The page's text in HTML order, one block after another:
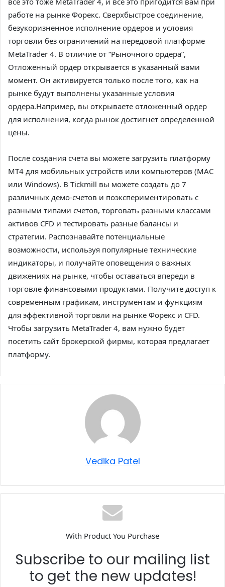
работе на рынке Форекс. Сверхбыстрое соединение,
безукоризненное исполнение ордеров и условия
торговли без ограничений на передовой платформе
MetaTrader 4. В отличие от “Рыночного ордера”,
Отложенный ордер открывается в указанный вами
момент. Он активируется только после того, как на
рынке будут выполнены указанные условия
ордера.Например, вы открываете отложенный ордер
для исполнения, когда рынок достигнет определенной
цены.
После создания счета вы можете загрузить платформу
MT4 для мобильных устройств или компьютеров (MAC
или Windows). В Tickmill вы можете создать до 7
различных демо-счетов и поэкспериментировать с
разными типами счетов, торговать разными классами
активов CFD и тестировать разные балансы и
стратегии. Распознавайте потенциальные
возможности, используя популярные технические
индикаторы, и получайте оповещения о важных
движениях на рынке, чтобы оставаться впереди в
торговле финансовыми продуктами. Получите доступ к
современным графикам, инструментам и функциям
для эффективной торговли на рынке Форекс и CFD.
Чтобы загрузить MetaTrader 4, вам нужно будет
посетить сайт брокерской фирмы, которая предлагает
платформу.
Vedika Patel
With Product You Purchase
Subscribe to our mailing list
to get the new updates!